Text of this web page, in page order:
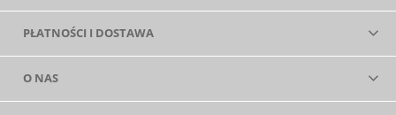
PŁATNOŚCI I DOSTAWA
O NAS